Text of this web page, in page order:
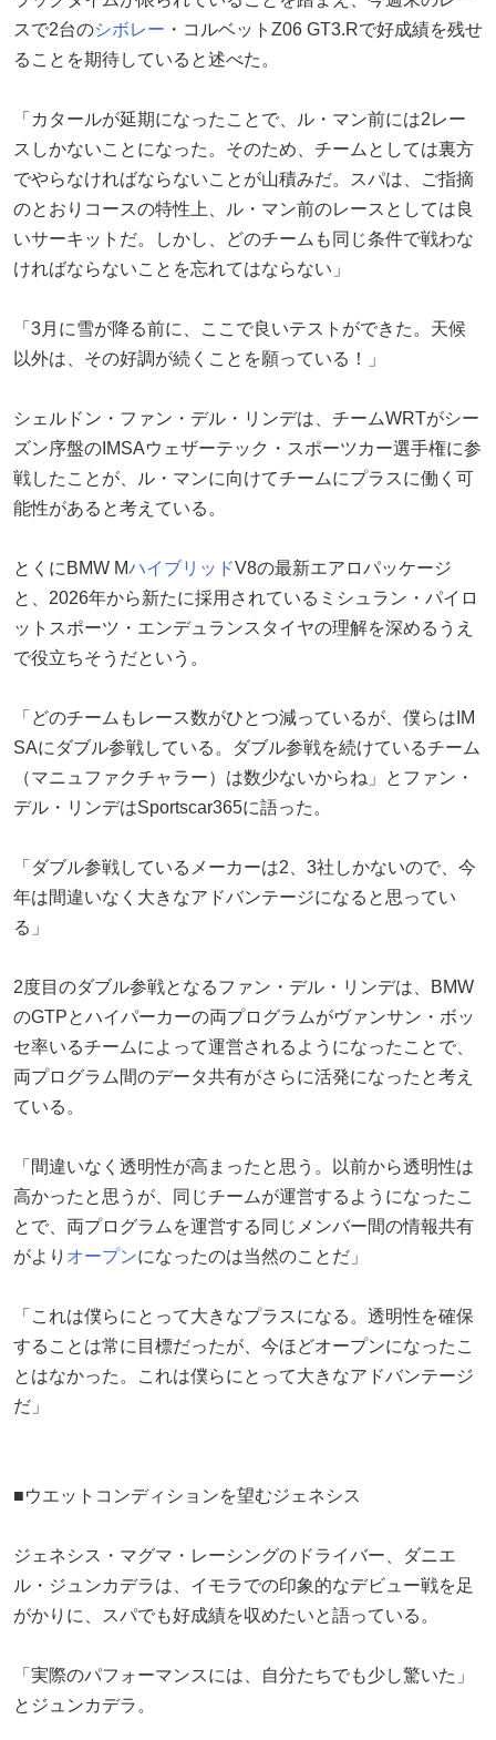
スで2台のシボレー ・コルベットZ06 GT3.Rで好成績を残せ
ることを期待していると述べた。
「カタールが延期になったことで、ル・マン前には2レー
スしかないことになった。そのため、チームとしては裏方
でやらなければならないことが山積みだ。スパは、ご指摘
のとおりコースの特性上、ル・マン前のレースとしては良
いサーキットだ。しかし、どのチームも同じ条件で戦わな
ければならないことを忘れてはならない」
「3月に雪が降る前に、ここで良いテストができた。天候
以外は、その好調が続くことを願っている！」
シェルドン・ファン・デル・リンデは、チームWRTがシー
ズン序盤のIMSAウェザーテック・スポーツカー選手権に参
戦したことが、ル・マンに向けてチームにプラスに働く可
能性があると考えている。
とくにBMW MハイブリッドV8の最新エアロパッケージ
と、2026年から新たに採用されているミシュラン・パイロ
ットスポーツ・エンデュランスタイヤの理解を深めるうえ
で役立ちそうだという。
「どのチームもレース数がひとつ減っているが、僕らはIM
SAにダブル参戦している。ダブル参戦を続けているチーム
（マニュファクチャラー）は数少ないからね」とファン・
デル・リンデはSportscar365に語った。
「ダブル参戦しているメーカーは2、3社しかないので、今
年は間違いなく大きなアドバンテージになると思ってい
る」
2度目のダブル参戦となるファン・デル・リンデは、BMW
のGTPとハイパーカーの両プログラムがヴァンサン・ボッ
セ率いるチームによって運営されるようになったことで、
両プログラム間のデータ共有がさらに活発になったと考え
ている。
「間違いなく透明性が高まったと思う。以前から透明性は
高かったと思うが、同じチームが運営するようになったこ
とで、両プログラムを運営する同じメンバー間の情報共有
がより オープンになったのは当然のことだ」
「これは僕らにとって大きなプラスになる。透明性を確保
することは常に目標だったが、今ほどオープンになったこ
とはなかった。これは僕らにとって大きなアドバンテージ
だ」
■ウエットコンディションを望むジェネシス
ジェネシス・マグマ・レーシングのドライバー、ダニエ
ル・ジュンカデラは、イモラでの印象的なデビュー戦を足
がかりに、スパでも好成績を収めたいと語っている。
「実際のパフォーマンスには、自分たちでも少し驚いた」
とジュンカデラ。